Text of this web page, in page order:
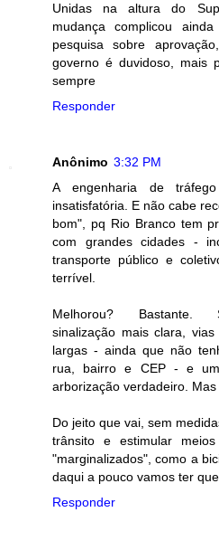
Unidas na altura do
mudança complicou
pesquisa sobre
governo é duvidoso, mais
sempre
Responder
Anônimo 3:32 PM
A engenharia de
insatisfatória. E não cabe
bom", pq Rio Branco tem
com grandes cidades -
transporte público e
terrível.
Melhorou? Bastante.
sinalização mais clara,
largas - ainda que não
rua, bairro e CEP - e
arborização verdadeiro.
Do jeito que vai, sem
trânsito e estimular
"marginalizados", como a
daqui a pouco vamos ter
Responder